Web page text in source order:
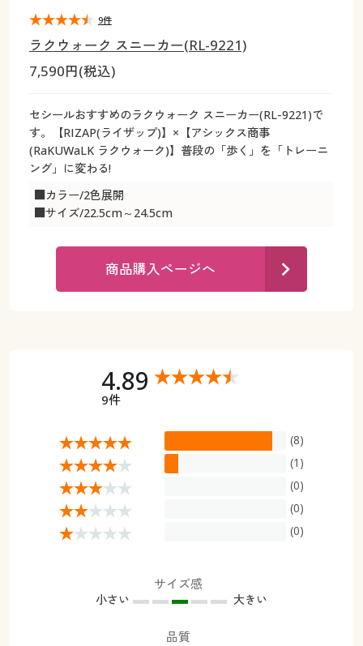
大きいサイズ レディース下着
大きいサイズ メンズ
大きいサイズ 事務・制服
カタログ
カタログ・チラシからのご注文
デジタルカタログ
カタログ無料プレゼント
会員メニュー
ご利用ガイド
よくある質問とお問い合わせ
大きいサイズ メンズ
大きいサイズ 事務・制服
カタログ
カタログ・チラシからのご注文
カタログ無料プレゼント
会員メニュー
よくある質問とお問い合わせ
ラクウォーク スニーカー(RL-9221)
7,590円(税込)
セシールおすすめのラクウォーク スニーカー(RL-9221)で
す。【RIZAP(ライザップ)】×【アシックス商事
(RaKUWaLK ラクウォーク)】普段の「歩く」を「トレーニ
ング」に変わる!
■カラー/2色展開
■サイズ/22.5cm～24.5cm
9件
商品購入ページへ
4.89
9件
(8)
(1)
(0)
(0)
(0)
サイズ感
小さい 大きい
品質